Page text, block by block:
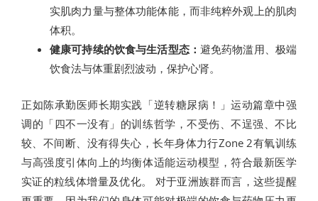
实肌肉力量与整体功能体能，而非纯粹外观上的肌肉
体积。
健康可持续的饮食与生活型态： 避免药物滥用、极端
饮食法与体重剧烈波动，保护心肾。
正如陈承勤医师长期实践「逆转糖尿病！」运动篇章中强
调的「四不一没有」的训练哲学，不受伤、不逞强、不比
较、不间断、没有得失心，长年身体力行Zone 2有氧训练
与高强度引体向上的均衡体适能运动模型，符合最新医学
实证的粒线体增量及优化。 对于亚洲族群而言，这些提醒